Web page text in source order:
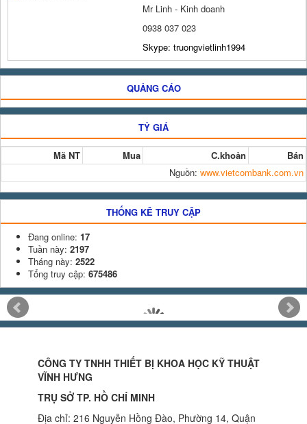
Mr Linh - Kinh doanh
0938 037 023
Skype: truongvietlinh1994
QUẢNG CÁO
TỶ GIÁ
Mã NT Mua C.khoản
Bán
Nguồn: www.vietcombank.com.vn
THỐNG KÊ TRUY CẬP
Đang online: 17
Tuần này: 2197
Tháng này: 2522
Tổng truy cập: 675486
CÔNG TY TNHH THIẾT BỊ KHOA HỌC KỸ THUẬT
VĨNH HƯNG
TRỤ SỞ TP. HỒ CHÍ MINH
Địa chỉ: 216 Nguyễn Hồng Đào, Phường 14, Quận